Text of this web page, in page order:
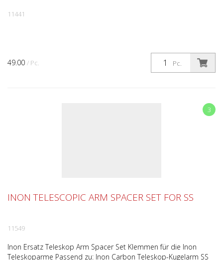
49.00 / Pc. Pc.
11441
3
INON TELESCOPIC ARM SPACER SET FOR SS
11549
Inon Ersatz Teleskop Arm Spacer Set Klemmen für die Inon
Teleskoparme Passend zu: Inon Carbon Teleskop-Kugelarm SS